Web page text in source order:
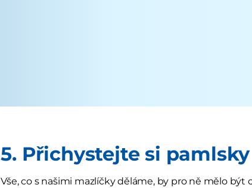
5. Přichystejte si pamlsky
Vše, co s našimi mazlíčky děláme, by pro ně mělo